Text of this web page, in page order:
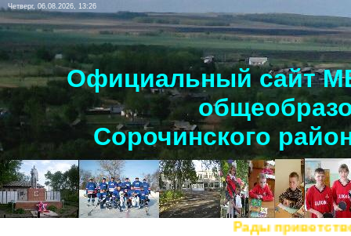
Четверг, 06.08.2026, 13:26
Официальный сайт
Сорочинского
Рады